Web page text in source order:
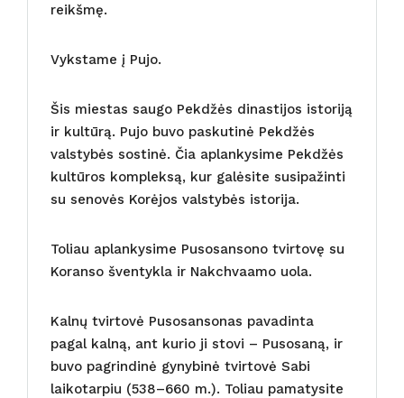
reikšmę.
Vykstame į Pujo.
Šis miestas saugo Pekdžės dinastijos istoriją
ir kultūrą. Pujo buvo paskutinė Pekdžės
valstybės sostinė. Čia aplankysime Pekdžės
kultūros kompleksą, kur galėsite susipažinti
su senovės Korėjos valstybės istorija.
Toliau aplankysime Pusosansono tvirtovę su
Koranso šventykla ir Nakchvaamo uola.
Kalnų tvirtovė Pusosansonas pavadinta
pagal kalną, ant kurio ji stovi – Pusosaną, ir
buvo pagrindinė gynybinė tvirtovė Sabi
laikotarpiu (538–660 m.). Toliau pamatysite